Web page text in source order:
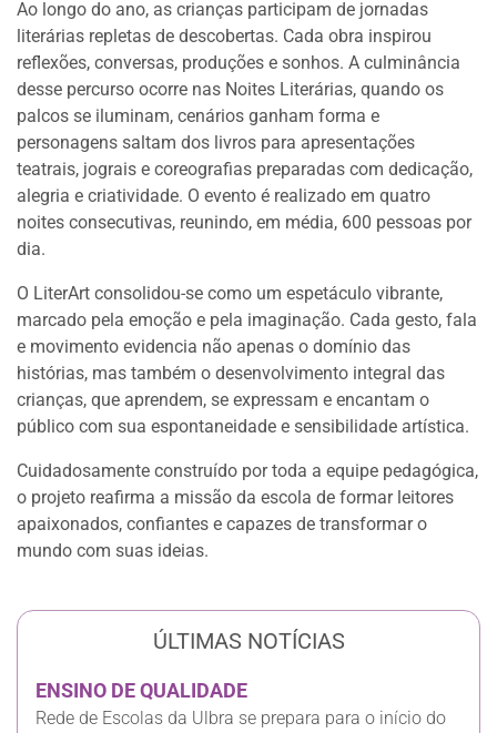
Ao longo do ano, as crianças participam de jornadas
literárias repletas de descobertas. Cada obra inspirou
reflexões, conversas, produções e sonhos. A culminância
desse percurso ocorre nas Noites Literárias, quando os
palcos se iluminam, cenários ganham forma e
personagens saltam dos livros para apresentações
teatrais, jograis e coreografias preparadas com dedicação,
alegria e criatividade. O evento é realizado em quatro
noites consecutivas, reunindo, em média, 600 pessoas por
dia.
O LiterArt consolidou-se como um espetáculo vibrante,
marcado pela emoção e pela imaginação. Cada gesto, fala
e movimento evidencia não apenas o domínio das
histórias, mas também o desenvolvimento integral das
crianças, que aprendem, se expressam e encantam o
público com sua espontaneidade e sensibilidade artística.
Cuidadosamente construído por toda a equipe pedagógica,
o projeto reafirma a missão da escola de formar leitores
apaixonados, confiantes e capazes de transformar o
mundo com suas ideias.
ÚLTIMAS NOTÍCIAS
ENSINO DE QUALIDADE
Rede de Escolas da Ulbra se prepara para o início do